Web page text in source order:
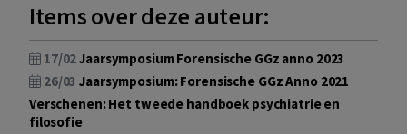
Items over deze auteur:
17/02Jaarsymposium Forensische GGz anno 2023
26/03 Jaarsymposium: Forensische GGz Anno 2021
Verschenen: Het tweede handboek psychiatrie en
filosofie